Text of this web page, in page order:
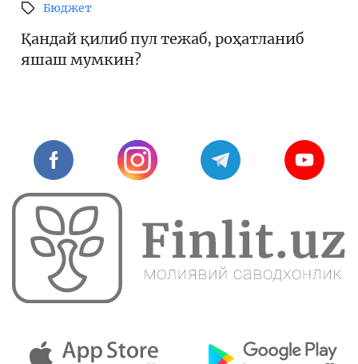
Бюджет
Қандай қилиб пул тежаб, роҳатланиб
яшаш мумкин?